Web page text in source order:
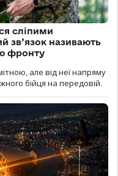
сліпими
зв’язок називають
фронту
але від неї напряму
бійця на передовій.